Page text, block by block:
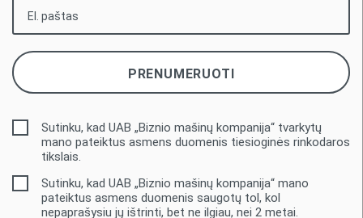
Sutinku, kad UAB „Biznio mašinų kompanija“ tvarkytų
mano pateiktus asmens duomenis tiesioginės rinkodaros
tikslais.
Sutinku, kad UAB „Biznio mašinų kompanija“ mano
pateiktus asmens duomenis saugotų tol, kol
nepaprašysiu jų ištrinti, bet ne ilgiau, nei 2 metai.